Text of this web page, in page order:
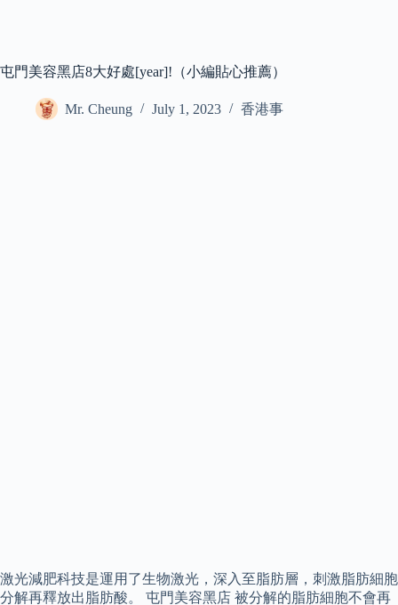
屯門美容黑店8大好處[year]!（小編貼心推薦）
Mr. Cheung July 1, 2023 香港事
激光減肥科技是運用了生物激光，深入至脂肪層，刺激脂肪細胞
分解再釋放出脂肪酸。 屯門美容黑店 被分解的脂肪細胞不會再